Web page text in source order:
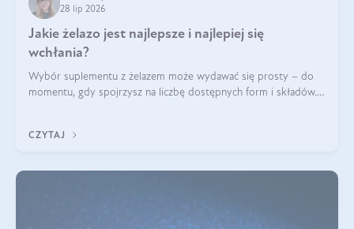
28 lip 2026
Jakie żelazo jest najlepsze i najlepiej się
wchłania?
Wybór suplementu z żelazem może wydawać się prosty – do
momentu, gdy spojrzysz na liczbę dostępnych form i składów.
zawierać suplement?
CZYTAJ